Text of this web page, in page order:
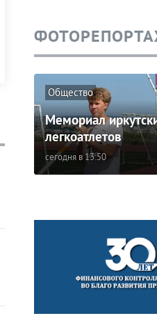
Общество
Мемориал
легкоатлетов
сегодня в 13:50